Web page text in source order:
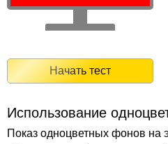
Начать тест
Использование
Показ одноцветных фонов на